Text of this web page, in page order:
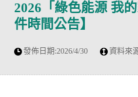
2026「綠色能源 我
件時間公告】
發佈日期:2026/4/30 資料來